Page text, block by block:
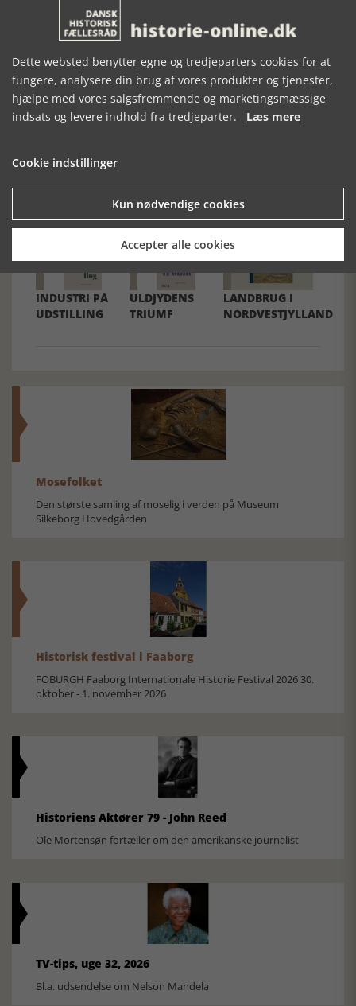
[Historie-online.dk, den 6. oktober 2021]
SE RELATEREDE ARTIKLER
INDUSTRI PÅ
UDSTILLING
ULDJYDENS
TRIUMF
LANDBRUG I
NORDVESTJYLLAND
Mosefolket
Den største samling af moselig i verden på Museum
Silkeborg Hovedgården
Historisk festival i Faaborg
FOBURGH Faaborg Internationale Historie Festival 2026 30.
oktober - 1. november 2026
Historiens Aktører 79 - John Reed
Ole Mortensøn fortæller om den amerikanske journalist
TV-tips, uge 32, 2026
Bl.a. udsendelse om Nelson Mandela
Dette websted benytter egne og tredjeparters cookies for at
fungere, analysere din brug af vores produkter og tjenester,
hjælpe med vores salgsfremmende og marketingsmæssige
indsats og levere indhold fra tredjeparter. Læs mere
Cookie indstillinger
Kun nødvendige cookies
Accepter alle cookies